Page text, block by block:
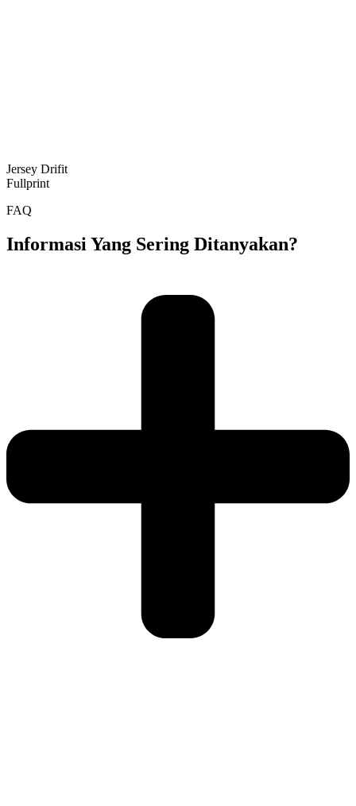
Jersey Drifit
Fullprint
FAQ
Informasi Yang Sering Ditanyakan?